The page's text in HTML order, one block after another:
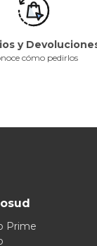
y
cómo pedirlos
Prime